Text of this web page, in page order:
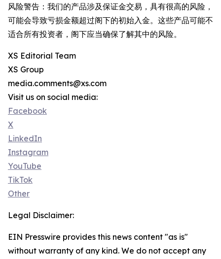
风险警告：我们的产品涉及保证金交易，具有很高的风险，
可能会导致亏损金额超过阁下的初始入金。这些产品可能不
适合所有投资者，阁下应当确保了解其中的风险。
XS Editorial Team
XS Group
media.comments@xs.com
Visit us on social media:
Facebook
X
LinkedIn
Instagram
YouTube
TikTok
Other
Legal Disclaimer:
EIN Presswire provides this news content "as is"
without warranty of any kind. We do not accept any